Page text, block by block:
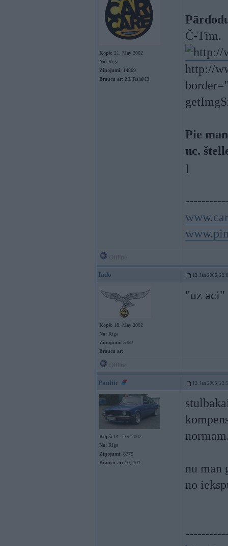
Kopš: 21. May 2002
No: Rīga
Ziņojumi: 14869
Braucu ar: Z3/TeslaM3
Č-Tīm.
http://
Pie
uc.
]
Indo 12. Jan 2005,
Kopš: 18. May 2002
No: Rīga
Ziņojumi: 5383
Braucu ar:
"uz
Pauliic 12. Jan 2005,
Kopš: 01. Dec 2002
No: Rīga
Ziņojumi: 8775
Braucu ar: 10, 101
nu man
no